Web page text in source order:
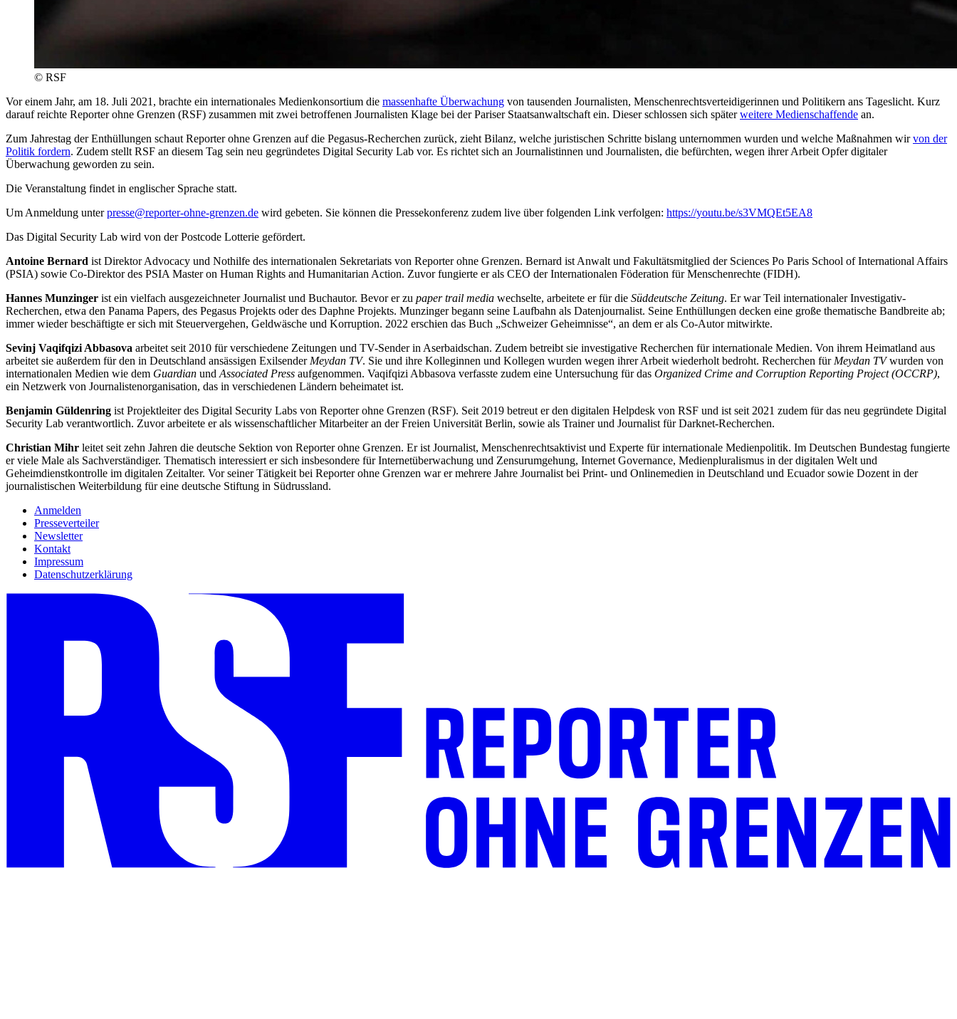
© RSF
Vor einem Jahr, am 18. Juli 2021, brachte ein internationales Medienkonsortium die massenhafte Überwachung von tausenden Journalisten, Menschenrechtsverteidigerinnen und Politikern ans Tageslicht. Kurz
darauf reichte Reporter ohne Grenzen (RSF) zusammen mit zwei betroffenen Journalisten Klage bei der Pariser Staatsanwaltschaft ein. Dieser schlossen sich späterweitere Medienschaffende an.
Zum Jahrestag der Enthüllungen schaut Reporter ohne Grenzen auf die Pegasus-Recherchen zurück, zieht Bilanz, welche juristischen Schritte bislang unternommen wurden und welche Maßnahmen wirvon der
Politik fordern. Zudem stellt RSF an diesem Tag sein neu gegründetes Digital Security Lab vor. Es richtet sich an Journalistinnen und Journalisten, die befürchten, wegen ihrer Arbeit Opfer digitaler
Überwachung geworden zu sein.
Die Veranstaltung findet in englischer Sprache statt.
Um Anmeldung unterpresse@reporter-ohne-grenzen.de wird gebeten. Sie können die Pressekonferenz zudem live über folgenden Link verfolgen: https://youtu.be/s3VMQEt5EA8
Das Digital Security Lab wird von der Postcode Lotterie gefördert.
Antoine Bernard ist Direktor Advocacy und Nothilfe des internationalen Sekretariats von Reporter ohne Grenzen. Bernard ist Anwalt und Fakultätsmitglied der Sciences Po Paris School of International Affairs
(PSIA) sowie Co-Direktor des PSIA Master on Human Rights and Humanitarian Action. Zuvor fungierte er als CEO der Internationalen Föderation für Menschenrechte (FIDH).
Hannes Munzinger ist ein vielfach ausgezeichneter Journalist und Buchautor. Bevor er zu paper trail media wechselte, arbeitete er für die Süddeutsche Zeitung. Er war Teil internationaler Investigativ-
Recherchen, etwa den Panama Papers, des Pegasus Projekts oder des Daphne Projekts. Munzinger begann seine Laufbahn als Datenjournalist. Seine Enthüllungen decken eine große thematische Bandbreite ab;
immer wieder beschäftigte er sich mit Steuervergehen, Geldwäsche und Korruption. 2022 erschien das Buch „Schweizer Geheimnisse“, an dem er als Co-Autor mitwirkte.
Sevinj Vaqifqizi Abbasova arbeitet seit 2010 für verschiedene Zeitungen und TV-Sender in Aserbaidschan. Zudem betreibt sie investigative Recherchen für internationale Medien. Von ihrem Heimatland aus
arbeitet sie außerdem für den in Deutschland ansässigen ExilsenderMeydan TV. Sie und ihre Kolleginnen und Kollegen wurden wegen ihrer Arbeit wiederholt bedroht. Recherchen fürMeydan TVwurden von
internationalen Medien wie dem Guardian undAssociated Press aufgenommen. Vaqifqizi Abbasova verfasste zudem eine Untersuchung für das Organized Crime and Corruption Reporting Project (OCCRP),
ein Netzwerk von Journalistenorganisation, das in verschiedenen Ländern beheimatet ist.
Benjamin Güldenring ist Projektleiter des Digital Security Labs von Reporter ohne Grenzen (RSF). Seit 2019 betreut er den digitalen Helpdesk von RSF und ist seit 2021 zudem für das neu gegründete Digital
Security Lab verantwortlich. Zuvor arbeitete er als wissenschaftlicher Mitarbeiter an der Freien Universität Berlin, sowie als Trainer und Journalist für Darknet-Recherchen.
Christian Mihr leitet seit zehn Jahren die deutsche Sektion von Reporter ohne Grenzen. Er ist Journalist, Menschenrechtsaktivist und Experte für internationale Medienpolitik. Im Deutschen Bundestag fungierte
er viele Male als Sachverständiger. Thematisch interessiert er sich insbesondere für Internetüberwachung und Zensurumgehung, Internet Governance, Medienpluralismus in der digitalen Welt und
Geheimdienstkontrolle im digitalen Zeitalter. Vor seiner Tätigkeit bei Reporter ohne Grenzen war er mehrere Jahre Journalist bei Print- und Onlinemedien in Deutschland und Ecuador sowie Dozent in der
journalistischen Weiterbildung für eine deutsche Stiftung in Südrussland.
Anmelden
Presseverteiler
Newsletter
Kontakt
Impressum
Datenschutzerklärung